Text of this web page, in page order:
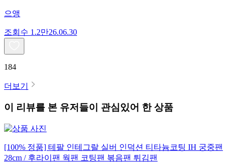
으앵
조회수 1.2만26.06.30
184
더보기
이 리뷰를 본 유저들이 관심있어 한 상품
[100% 정품] 테팔 인테그랄 실버 인덕션 티타늄코팅 IH 궁중팬
28cm / 후라이팬 웍팬 코팅팬 볶음팬 튀김팬